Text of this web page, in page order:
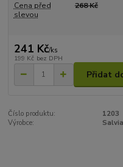
Cena před
slevou
268 Kč
241 Kč/ks
199 Kč bez DPH
Přidat
Číslo produktu:
1203
Výrobce: